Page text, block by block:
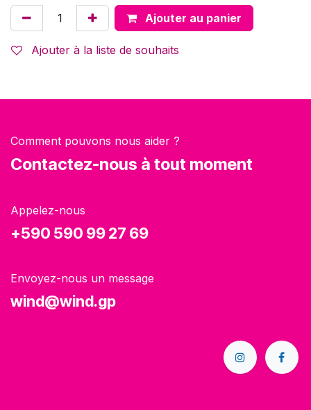
Ajouter au panier
Ajouter à la liste de souhaits
Comment pouvons nous aider ?
Contactez-nous à tout moment
Appelez-nous
+590 590 99 27 69
Envoyez-nous un message
wind@wind.gp